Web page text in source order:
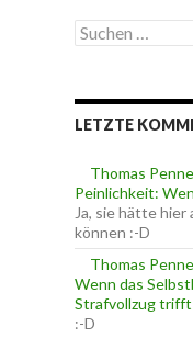
g
o
n
S
u
e
n
c
h
:
LETZTE
Thomas
Peinlichkeit:
Ja, sie hätte hier
können :-D
Thomas
Wenn das
Strafvollzug trifft
:-D